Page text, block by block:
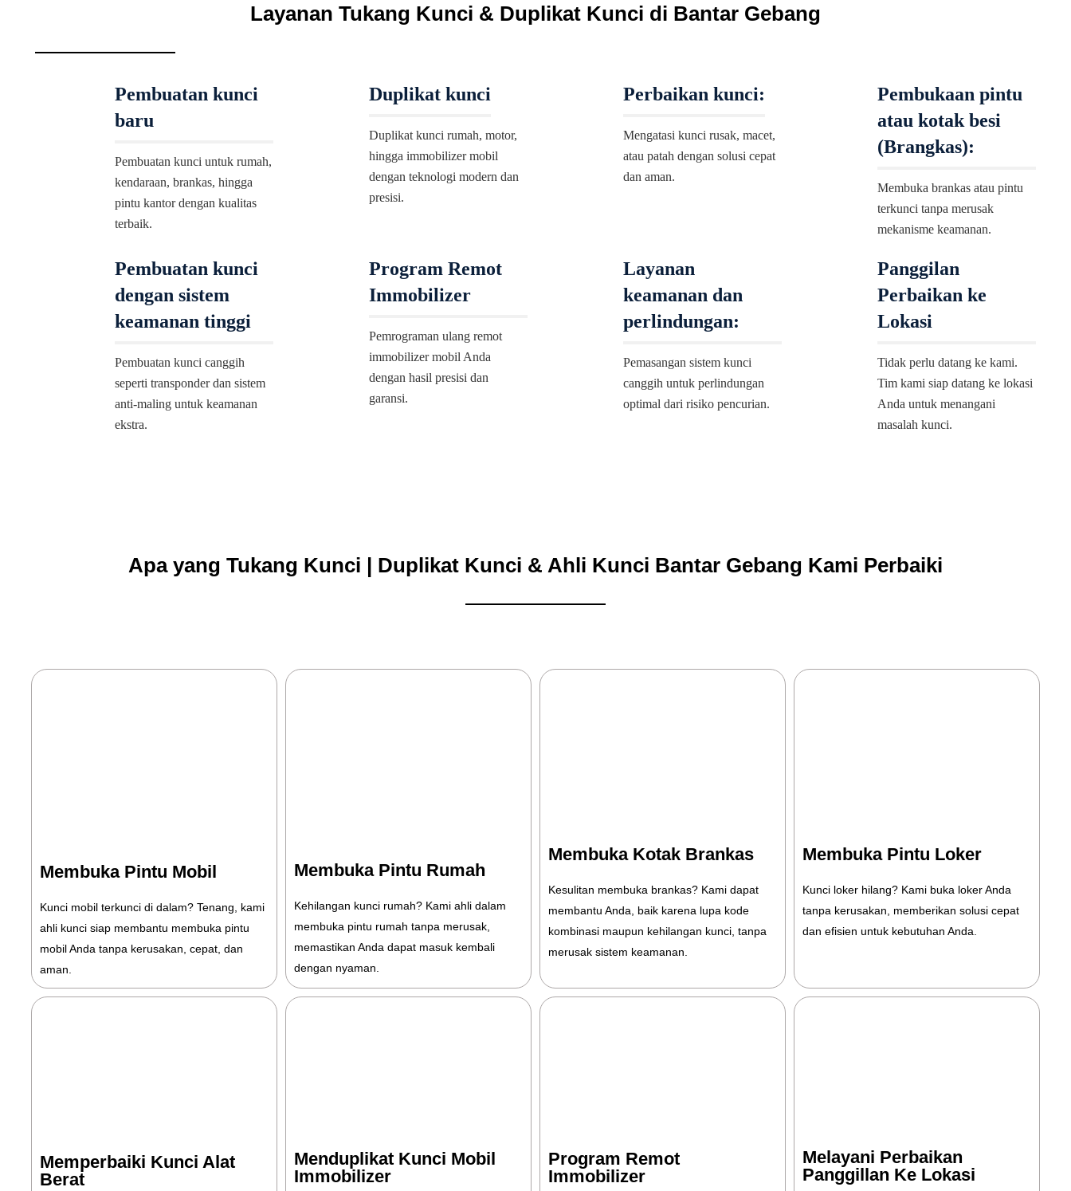
Layanan Tukang Kunci & Duplikat Kunci di Bantar Gebang
Pembuatan kunci
baru
Pembuatan kunci untuk rumah,
kendaraan, brankas, hingga
pintu kantor dengan kualitas
terbaik.
Duplikat kunci
Duplikat kunci rumah, motor,
hingga immobilizer mobil
dengan teknologi modern dan
presisi.
Perbaikan kunci:
Mengatasi kunci rusak, macet,
atau patah dengan solusi cepat
dan aman.
Pembukaan pintu
atau kotak besi
(Brangkas):
Membuka brankas atau pintu
terkunci tanpa merusak
mekanisme keamanan.
Pembuatan kunci
dengan sistem
keamanan tinggi
Pembuatan kunci canggih
seperti transponder dan sistem
anti-maling untuk keamanan
ekstra.
Program Remot
Immobilizer
Pemrograman ulang remot
immobilizer mobil Anda
dengan hasil presisi dan
garansi.
Layanan
keamanan dan
perlindungan:
Pemasangan sistem kunci
canggih untuk perlindungan
optimal dari risiko pencurian.
Panggilan
Perbaikan ke
Lokasi
Tidak perlu datang ke kami.
Tim kami siap datang ke lokasi
Anda untuk menangani
masalah kunci.
Apa yang Tukang Kunci | Duplikat Kunci & Ahli Kunci Bantar Gebang Kami Perbaiki
Membuka Pintu Mobil
Kunci mobil terkunci di dalam? Tenang, kami
ahli kunci siap membantu membuka pintu
mobil Anda tanpa kerusakan, cepat, dan
aman.
Membuka Pintu Rumah
Kehilangan kunci rumah? Kami ahli dalam
membuka pintu rumah tanpa merusak,
memastikan Anda dapat masuk kembali
dengan nyaman.
Membuka Kotak Brankas
Kesulitan membuka brankas? Kami dapat
membantu Anda, baik karena lupa kode
kombinasi maupun kehilangan kunci, tanpa
merusak sistem keamanan.
Membuka Pintu Loker
Kunci loker hilang? Kami buka loker Anda
tanpa kerusakan, memberikan solusi cepat
dan efisien untuk kebutuhan Anda.
Memperbaiki Kunci Alat
Berat
Menduplikat Kunci Mobil
Immobilizer
Program Remot
Immobilizer
Melayani Perbaikan
Panggillan Ke Lokasi